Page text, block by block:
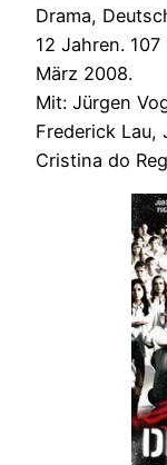
Drama,
12 Jahren.
März 2008.
Mit: Jürgen
Frederick Lau,
Cristina do